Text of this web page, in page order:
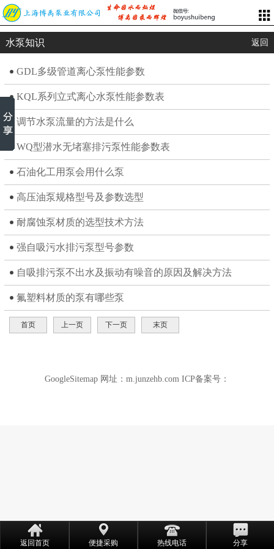
水泵知识 返回
GDL多级管道离心泵性能参数
KQL系列立式离心水泵性能参数表
调节水泵流量的方法是什么
WQ型潜水无堵塞排污泵性能参数表
石油化工用泵会用什么泵
高压油泵规格型号及参数选型
耐腐蚀泵材质的选型技术方法
强自吸污水排污泵型号参数
自吸排污泵不出水及振动有噪音的原因及解决方法
氟塑料材质的泵有哪些泵
首页 上一页 下一页 末页
GoogleSitemap 网址： m.junzehb.com ICP备案号：
返回首页 便捷采购 热线电话 分享